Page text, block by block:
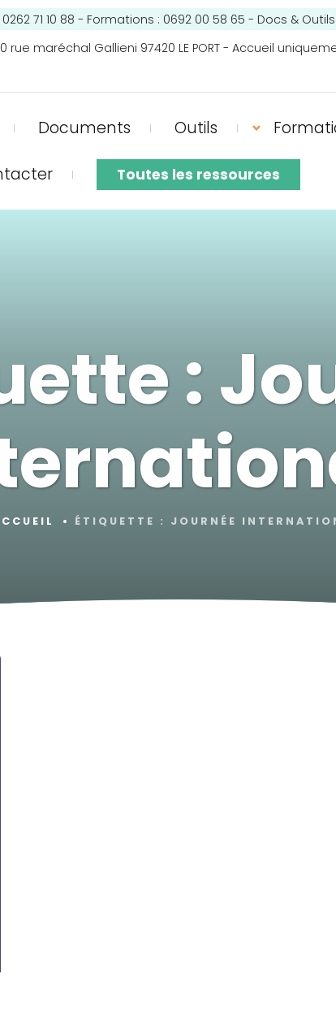
71 10 88 - Formations : 0692 00 58 65 - Docs &
rue maréchal Gallieni 97420 LE PORT - Accueil
Documents Outils
Toutes les ressources
:
ÉTIQUETTE : JOURNÉE